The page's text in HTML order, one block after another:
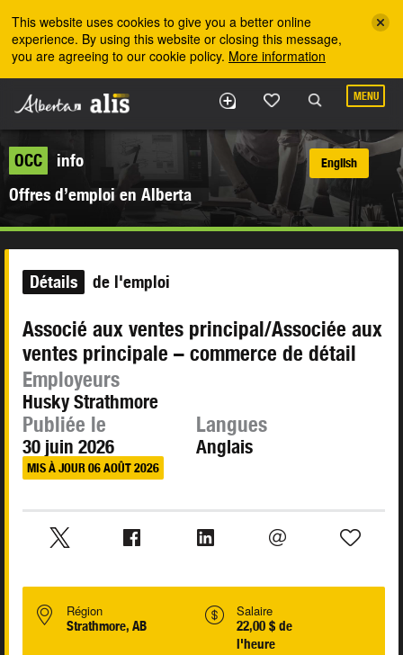
This website uses cookies to give you a better online
experience. By using this website or closing this message,
you are agreeing to our cookie policy. More information
MENU
OCC
info
Offres d’emploi en Alberta
English
Détails de l'emploi
Associé aux ventes principal/Associée aux
ventes principale – commerce de détail
Employeurs
Husky Strathmore
Publiée le
30 juin 2026
MIS À JOUR 06 AOÛT 2026
Langues
Anglais
Région
Strathmore, AB
Salaire
22,00 $ de
l'heure